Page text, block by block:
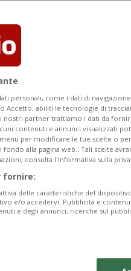
11 Wednesday 12
personali, come i dati di
Accetto, abiliti le tecnologie di
partner trattiamo i dati da
contenuti e annunci visualizzati
per modificare le tue scelte o
alla pagina web.. Tali scelte
consulta l'Informativa sulla
fornire:
delle caratteristiche del
e/o accedervi. Pubblicità e
e degli annunci, ricerche sul